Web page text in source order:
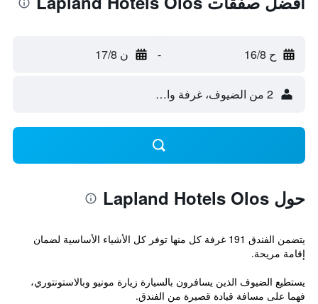
ح 16/8 - ن 17/8
2 من الضيوف، غرفة واحدة
حول Lapland Hotels Olos
يتضمن الفندق 191 غرفة كل منها توفر كل الأشياء الأساسية لضمان
إقامة مريحة.
يستطيع الضيوف الذين يسافرون بالسيارة زيارة مونيو وبالاستونتوري،
فهما على مسافة قيادة قصيرة من الفندق.